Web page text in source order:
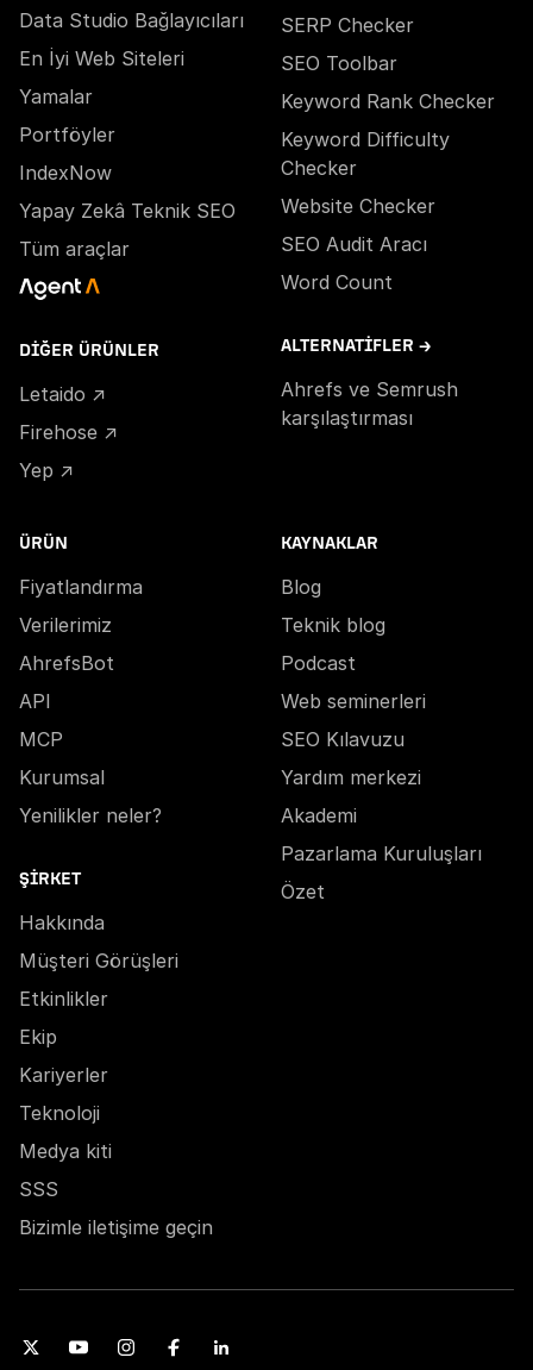
Data Studio Bağlayıcıları
En İyi Web Siteleri
Yamalar
Portföyler
IndexNow
Yapay Zekâ Teknik SEO
Tüm araçlar
DIĞER ÜRÜNLER
Letaido ↗
Firehose ↗
Yep ↗
SERP Checker
SEO Toolbar
Keyword Rank Checker
Keyword Difficulty
Checker
Website Checker
SEO Audit Aracı
Word Count
ALTERNATIFLER →
Ahrefs ve Semrush
karşılaştırması
ÜRÜN
Fiyatlandırma
Verilerimiz
AhrefsBot
API
MCP
Kurumsal
Yenilikler neler?
ŞIRKET
Hakkında
Müşteri Görüşleri
Etkinlikler
Ekip
Kariyerler
Teknoloji
Medya kiti
SSS
Bizimle iletişime geçin
KAYNAKLAR
Blog
Teknik blog
Podcast
Web seminerleri
SEO Kılavuzu
Yardım merkezi
Akademi
Pazarlama Kuruluşları
Özet